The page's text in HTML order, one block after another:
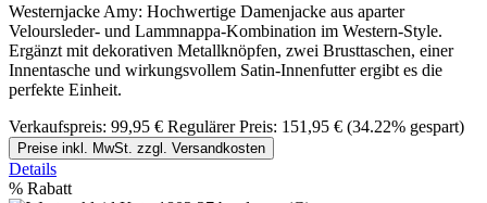
Westernjacke Amy: Hochwertige Damenjacke aus aparter
Veloursleder- und Lammnappa-Kombination im Western-Style.
Ergänzt mit dekorativen Metallknöpfen, zwei Brusttaschen, einer
Innentasche und wirkungsvollem Satin-Innenfutter ergibt es die
perfekte Einheit.
Verkaufspreis: 99,95 € Regulärer Preis: 151,95 € (34.22% gespart)
Preise inkl. MwSt. zzgl. Versandkosten
Details
% Rabatt